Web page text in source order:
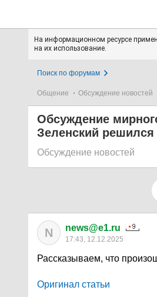
На информационном ресурсе
на их использование.
Поиск по форумам
Общение Обсуждение новостей
Обсуждение
Зеленский
Обсуждение новостей
N news@e1.ru
17:43, 12.12.2025
Рассказываем, что
Оригинал статьи